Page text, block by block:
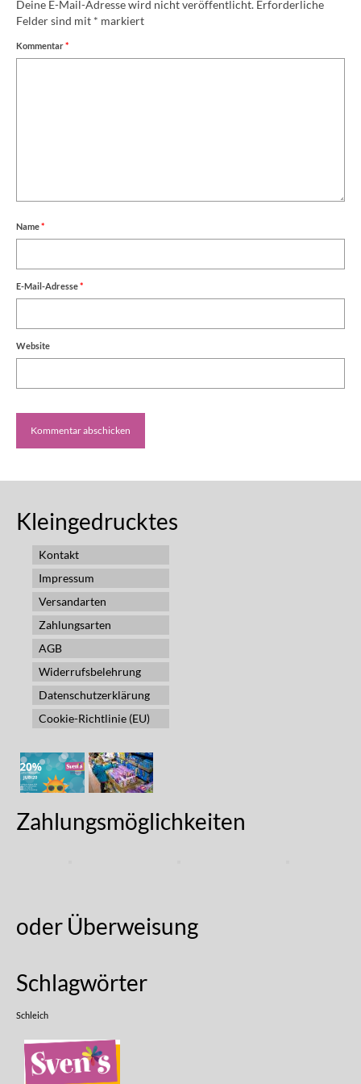
Deine E-Mail-Adresse wird nicht veröffentlicht. Erforderliche
Felder sind mit * markiert
Kommentar*
Name*
E-Mail-Adresse*
Website
Kleingedrucktes
Kontakt
Impressum
Versandarten
Zahlungsarten
AGB
Widerrufsbelehrung
Datenschutzerklärung
Cookie-Richtlinie (EU)
Zahlungsmöglichkeiten
oder Überweisung
Schlagwörter
Schleich